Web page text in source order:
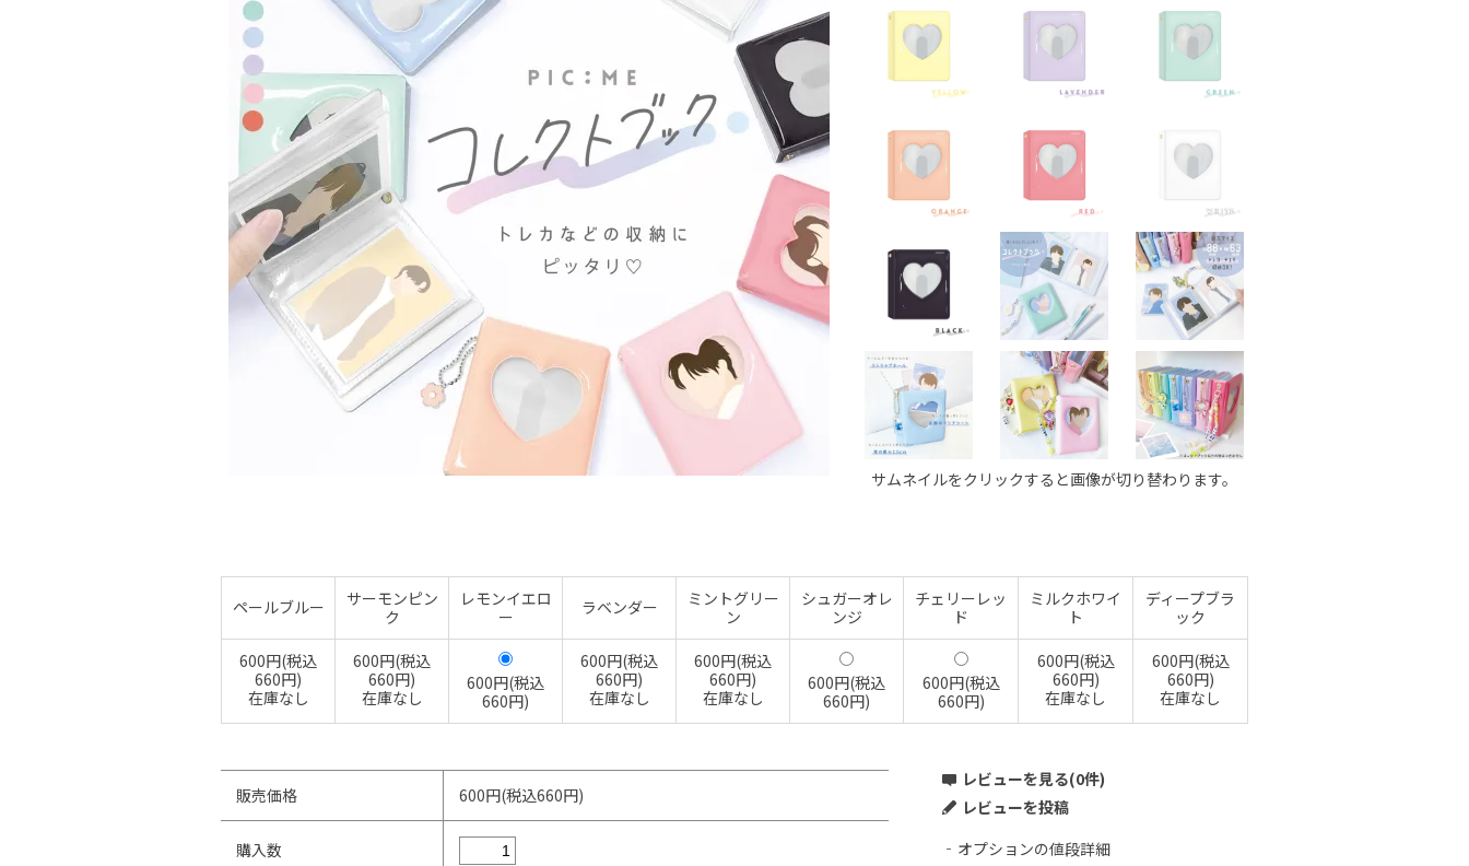
サムネイルをクリックすると画像が切り替わります。
ペールブルー
サーモンピン
ク
レモンイエロ
ー
ラベンダー
ミントグリー
ン
シュガーオレ
ンジ
チェリーレッ
ド
ミルクホワイ
ト
ディープブラ
ック
600円(税込
660円)
在庫なし
600円(税込
660円)
在庫なし
600円(税込
660円)
600円(税込
660円)
在庫なし
600円(税込
660円)
在庫なし
600円(税込
660円)
600円(税込
660円)
600円(税込
660円)
在庫なし
600円(税込
660円)
在庫なし
販売価格 600円(税込660円)
購入数
レビューを見る(0件)
レビューを投稿
オプションの値段詳細